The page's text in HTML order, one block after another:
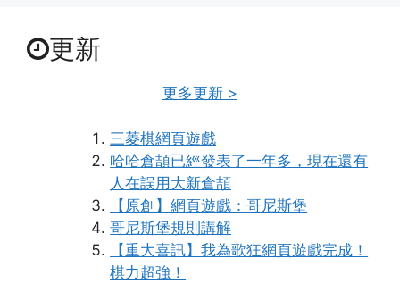
更新
更多更新 >
三菱棋網頁遊戲
哈哈倉頡已經發表了一年多，現在還有
人在誤用大新倉頡
【原創】網頁遊戲：哥尼斯堡
哥尼斯堡規則講解
【重大喜訊】我為歌狂網頁遊戲完成！
棋力超強！